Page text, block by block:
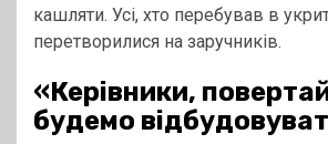
кашляти. Усі, хто перебував в
перетворилися на заручників.
«Керівники,
будемо